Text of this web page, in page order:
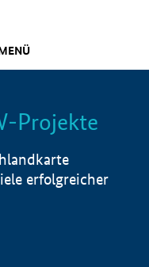
Info
Projekte
erfolgreicher